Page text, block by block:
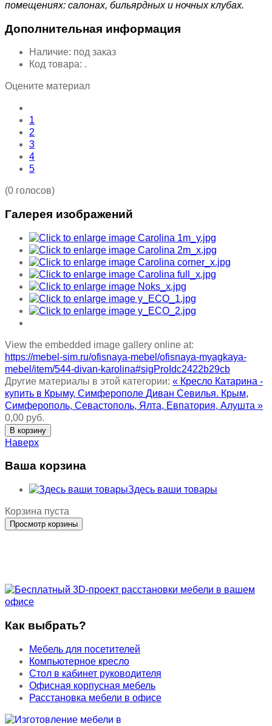
помещениях: салонах, бильярдных и ночных клубах.
Дополнительная информация
Наличие: под заказ
Код товара: .
Оцените материал
1
2
3
4
5
(0 голосов)
Галерея изображений
View the embedded image gallery online at:
https://mebel-sim.ru/ofisnaya-mebel/ofisnaya-myagkaya-
mebel/item/544-divan-karolina#sigProIdc2422b29cb
Другие материалы в этой категории: « Кресло Катарина -
купить в Крыму, Симферополе Диван Севилья. Крым,
Симферополь, Севастополь, Ялта, Евпатория, Алушта »
0,00 руб.
Наверх
Ваша корзина
Здесь ваши товары
Корзина пуста
Как выбрать?
Мебель для посетителей
Компьютерное кресло
Стол в кабинет руководителя
Офисная корпусная мебель
Расстановка мебели в офисе